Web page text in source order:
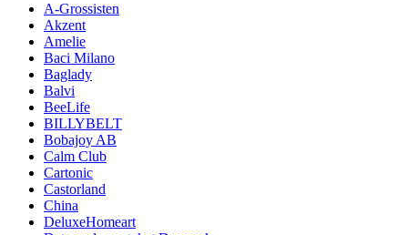
A-Grossisten
Akzent
Amelie
Baci Milano
Baglady
Balvi
BeeLife
BILLYBELT
Bobajoy AB
Calm Club
Cartonic
Castorland
China
DeluxeHomeart